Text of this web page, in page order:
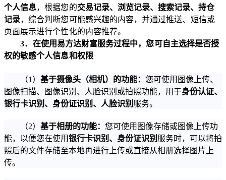
个人信息，根据您的交易记录、浏览记录、搜索记录、持仓
记录，综合判断您可能感兴趣的内容，并通过推送、短信或
页面展示进行个性化的内容推荐。
3．在使用易方达财富服务过程中，您可自主选择是否授
权的敏感个人信息和权限
（1 ） 基于摄像头（相机）的功能： 您可使用图像上传、
图像扫描、图像识别、人脸识别或拍照功能，用于身份认证、
银行卡识别、身份证识别、人脸识别 服务。
（2） 基于相册的功能： 您可使用图像存储或图像上传功
能，以便您在使用银行卡识别、身份证识别 服务时，可以将拍
照后的文件存储至本地再进行上传或直接从相册选择图片上
传。